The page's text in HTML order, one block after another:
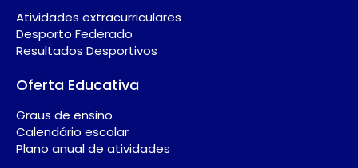
Atividades extracurriculares
Desporto Federado
Resultados Desportivos
Oferta Educativa
Graus de ensino
Calendário escolar
Plano anual de atividades